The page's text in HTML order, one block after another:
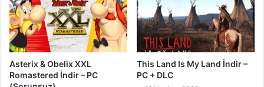
Asterix & Obelix XXL
Romastered İndir – PC
This Land Is My Land İndir –
PC + DLC